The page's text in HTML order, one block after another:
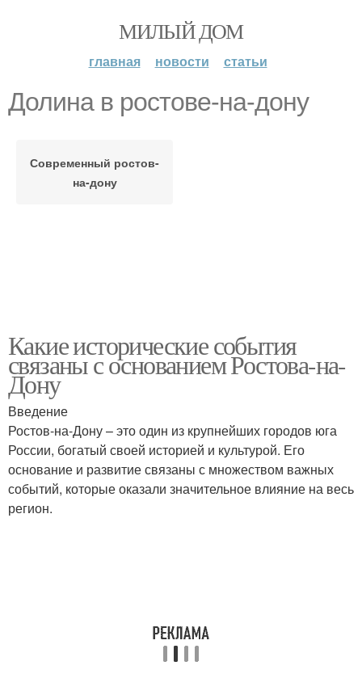
МИЛЫЙ ДОМ
главная новости статьи
Долина в ростове-на-дону
Современный ростов-
на-дону
Какие исторические события
связаны с основанием Ростова-на-
Дону
Введение
Ростов-на-Дону – это один из крупнейших городов юга
России, богатый своей историей и культурой. Его
основание и развитие связаны с множеством важных
событий, которые оказали значительное влияние на весь
регион.